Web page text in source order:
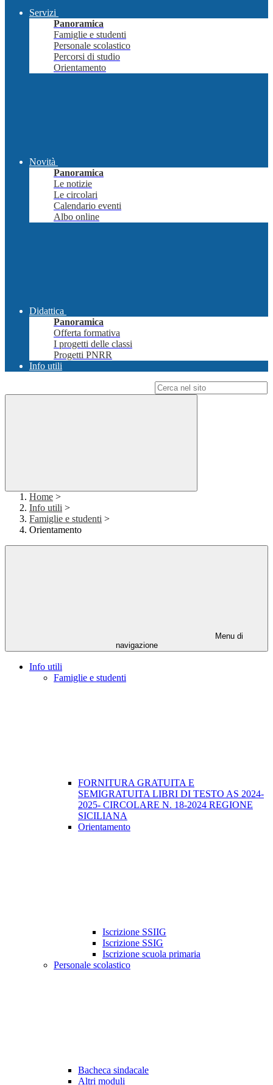
Servizi
Panoramica
Famiglie e studenti
Personale scolastico
Percorsi di studio
Orientamento
Novità
Panoramica
Le notizie
Le circolari
Calendario eventi
Albo online
Didattica
Panoramica
Offerta formativa
I progetti delle classi
Progetti PNRR
Info utili
Home >
Info utili >
Famiglie e studenti >
Orientamento
Menu di
navigazione
Info utili
Famiglie e studenti
FORNITURA GRATUITA E
SEMIGRATUITA LIBRI DI TESTO AS 2024-
2025- CIRCOLARE N. 18-2024 REGIONE
SICILIANA
Orientamento
Iscrizione SSIIG
Iscrizione SSIG
Iscrizione scuola primaria
Personale scolastico
Bacheca sindacale
Altri moduli